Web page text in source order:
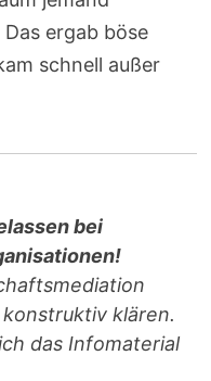
ergab böse
schnell außer
bei
klären.
das Infomaterial